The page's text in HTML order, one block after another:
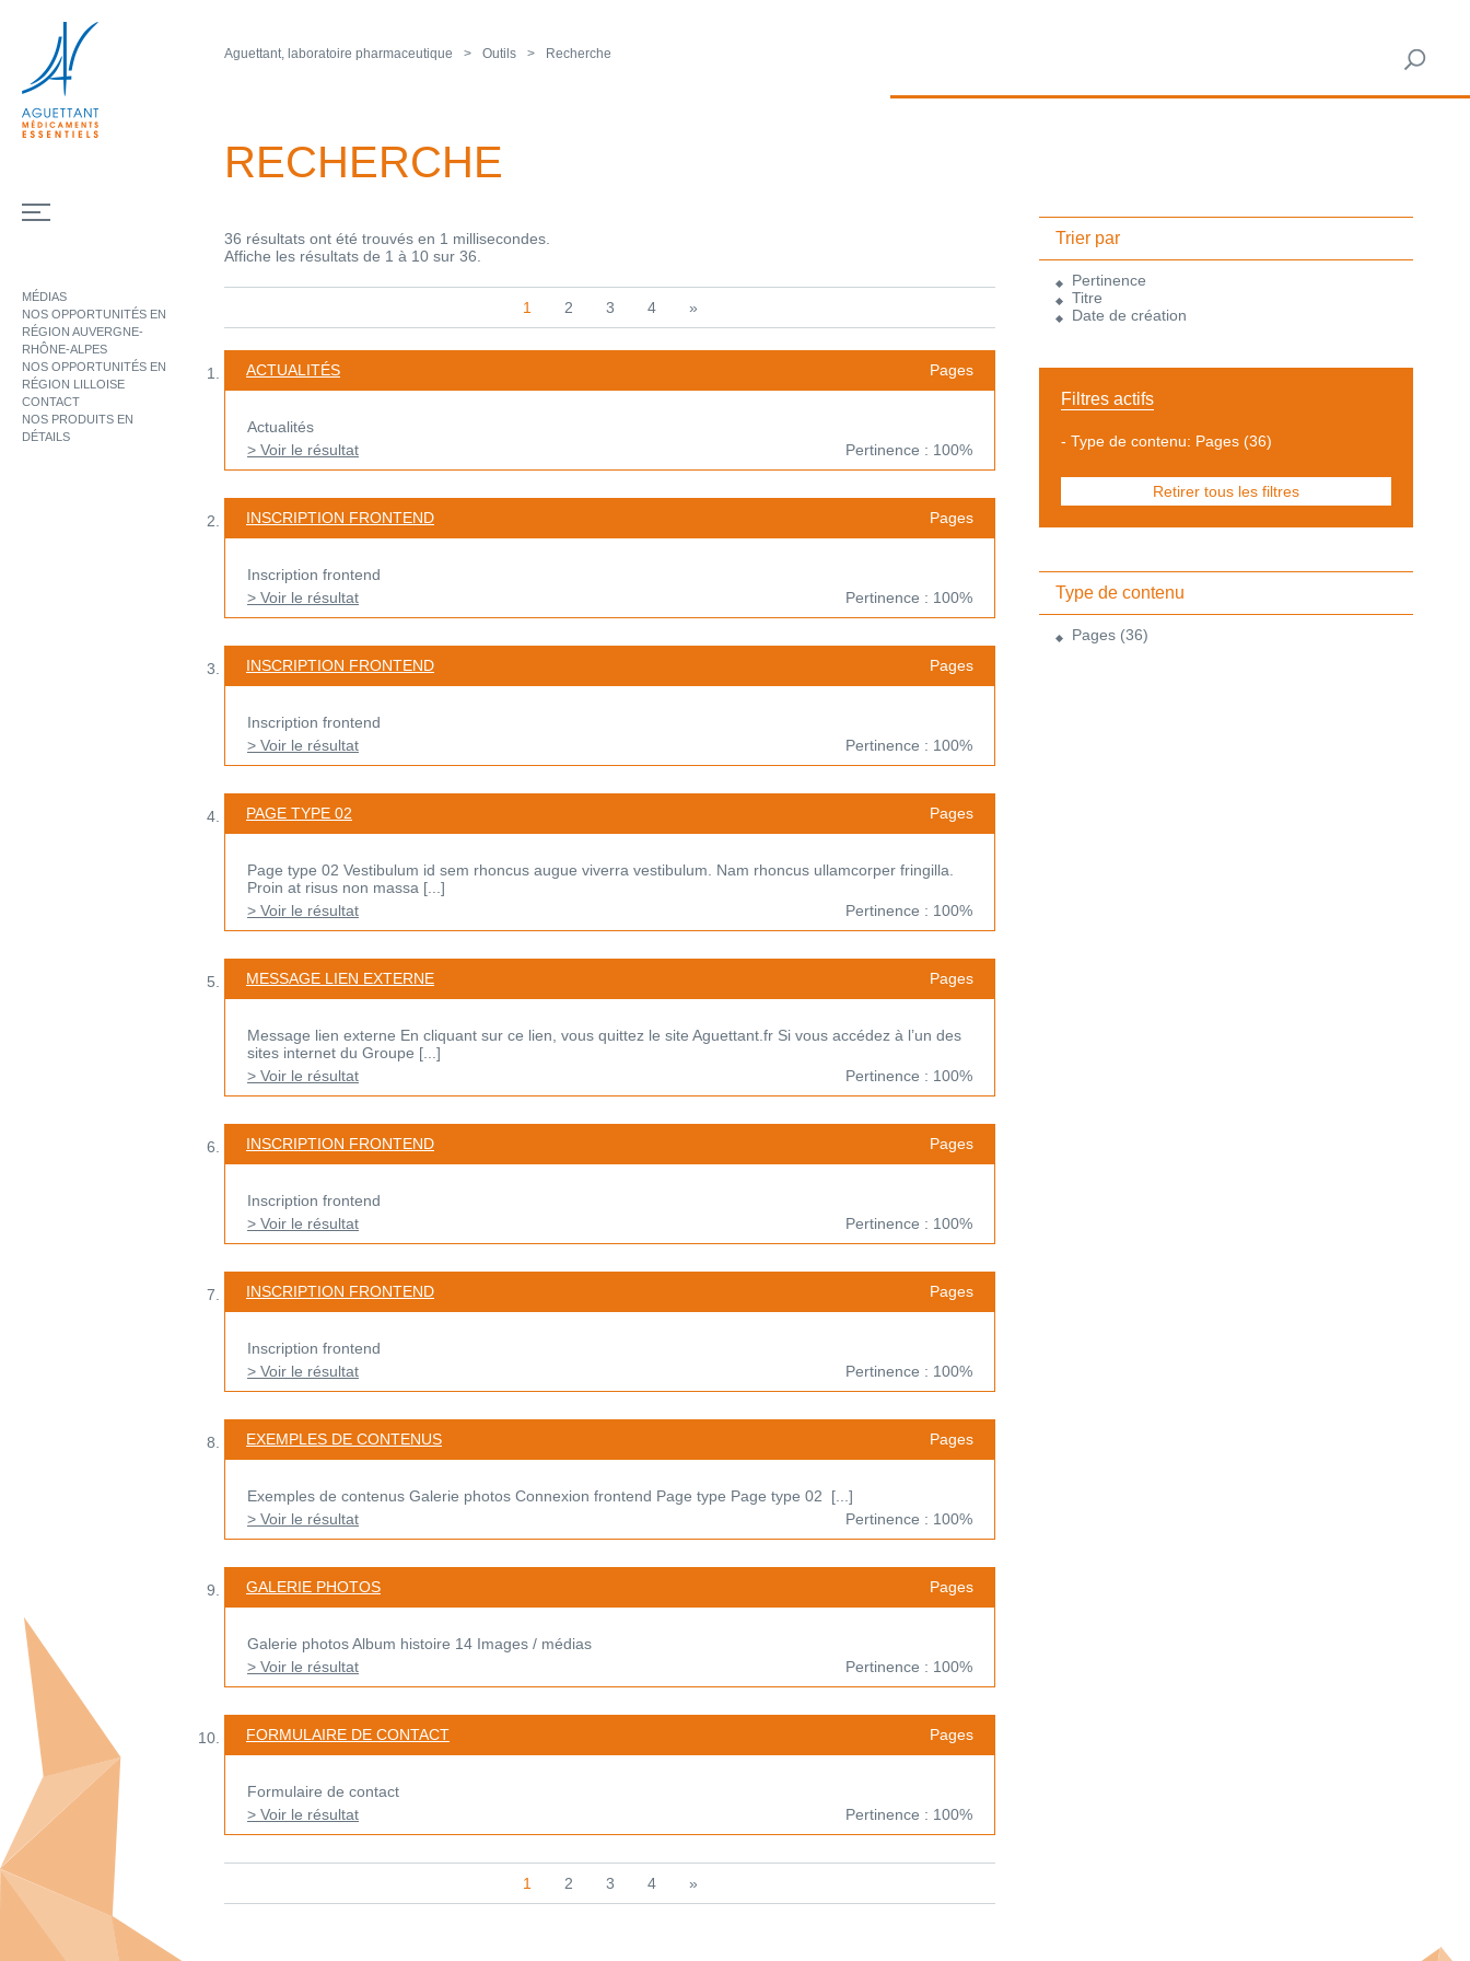
MÉDIAS
NOS OPPORTUNITÉS EN
RÉGION AUVERGNE-
RHÔNE-ALPES
NOS OPPORTUNITÉS EN
RÉGION LILLOISE
CONTACT
NOS PRODUITS EN
DÉTAILS
Aguettant, laboratoire pharmaceutique Outils Recherche
RECHERCHE
36 résultats ont été trouvés en 1 millisecondes.
Affiche les résultats de 1 à 10 sur 36.
1 2 3 4 »
ACTUALITÉS Pages
Actualités
> Voir le résultat
Pertinence : 100%
INSCRIPTION FRONTEND Pages
Inscription frontend
> Voir le résultat
Pertinence : 100%
INSCRIPTION FRONTEND Pages
Inscription frontend
> Voir le résultat
Pertinence : 100%
PAGE TYPE 02 Pages
Page type 02 Vestibulum id sem rhoncus augue viverra vestibulum. Nam rhoncus ullamcorper fringilla.
Proin at risus non massa [...]
> Voir le résultat
Pertinence : 100%
MESSAGE LIEN EXTERNE Pages
Message lien externe En cliquant sur ce lien, vous quittez le site Aguettant.fr Si vous accédez à l’un des
sites internet du Groupe [...]
> Voir le résultat
Pertinence : 100%
INSCRIPTION FRONTEND Pages
Inscription frontend
> Voir le résultat
Pertinence : 100%
INSCRIPTION FRONTEND Pages
Inscription frontend
> Voir le résultat
Pertinence : 100%
EXEMPLES DE CONTENUS Pages
Exemples de contenus Galerie photos Connexion frontend Page type Page type 02 [...]
> Voir le résultat
Pertinence : 100%
GALERIE PHOTOS Pages
Galerie photos Album histoire 14 Images / médias
> Voir le résultat
Pertinence : 100%
FORMULAIRE DE CONTACT Pages
Formulaire de contact
> Voir le résultat
Pertinence : 100%
1 2 3 4 »
Trier par
Pertinence
Titre
Date de création
Filtres actifs
- Type de contenu: Pages (36)
Retirer tous les filtres
Type de contenu
Pages (36)